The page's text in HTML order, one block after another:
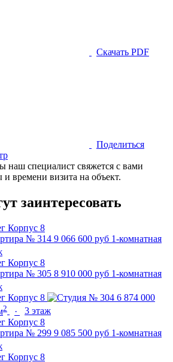
Скачать PDF
Поделиться
наш специалист свяжется с вами
и времени визита на объект.
заинтересовать
Корпус 8
9 066 600 руб 1-комнатная
Корпус 8
8 910 000 руб 1-комнатная
Корпус 8
6 874 000
2 ·
3 этаж
Корпус 8
9 085 500 руб 1-комнатная
Корпус 8